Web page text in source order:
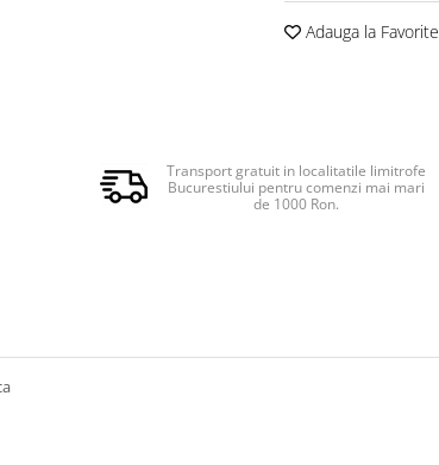
Adauga la Favorite
Transport gratuit in localitatile limitrofe
Bucurestiului pentru comenzi mai mari
de 1000 Ron.